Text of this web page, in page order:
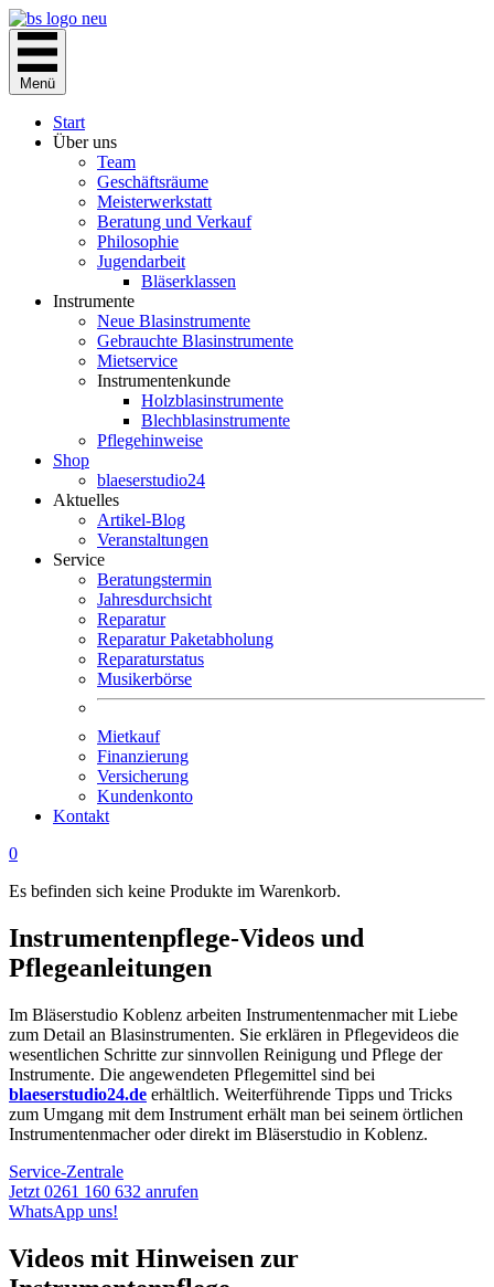
Zum
Inhalt
springen
Menü
Start
Über uns
Team
Geschäftsräume
Meisterwerkstatt
Beratung und Verkauf
Philosophie
Jugendarbeit
Bläserklassen
Instrumente
Neue Blasinstrumente
Gebrauchte Blasinstrumente
Mietservice
Instrumentenkunde
Holzblasinstrumente
Blechblasinstrumente
Pflegehinweise
Shop
blaeserstudio24
Aktuelles
Artikel-Blog
Veranstaltungen
Service
Beratungstermin
Jahresdurchsicht
Reparatur
Reparatur Paketabholung
Reparaturstatus
Musikerbörse
Mietkauf
Finanzierung
Versicherung
Kundenkonto
Kontakt
0
Es befinden sich keine Produkte im Warenkorb.
Instrumentenpflege-Videos und
Pflegeanleitungen
Im Bläserstudio Koblenz arbeiten Instrumentenmacher mit Liebe
zum Detail an Blasinstrumenten. Sie erklären in Pflegevideos die
wesentlichen Schritte zur sinnvollen Reinigung und Pflege der
Instrumente. Die angewendeten Pflegemittel sind bei
blaeserstudio24.de erhältlich. Weiterführende Tipps und Tricks
zum Umgang mit dem Instrument erhält man bei seinem örtlichen
Instrumentenmacher oder direkt im Bläserstudio in Koblenz.
Service-Zentrale
Jetzt 0261 160 632 anrufen
WhatsApp uns!
Videos mit Hinweisen zur